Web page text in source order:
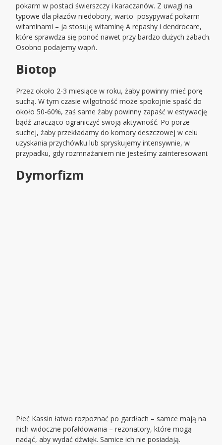
pokarm w postaci świerszczy i karaczanów. Z uwagi na
typowe dla płazów niedobory, warto posypywać pokarm
witaminami – ja stosuję witaminę A repashy i dendrocare,
które sprawdza się ponoć nawet przy bardzo dużych żabach.
Osobno podajemy wapń.
Biotop
Przez około 2-3 miesiące w roku, żaby powinny mieć porę
suchą. W tym czasie wilgotność może spokojnie spaść do
około 50-60%, zaś same żaby powinny zapaść w estywację
bądź znacząco ograniczyć swoją aktywność. Po porze
suchej, żaby przekładamy do komory deszczowej w celu
uzyskania przychówku lub spryskujemy intensywnie, w
przypadku, gdy rozmnażaniem nie jesteśmy zainteresowani.
Dymorfizm
Płeć Kassin łatwo rozpoznać po gardłach – samce mają na
nich widoczne pofałdowania – rezonatory, które mogą
nadąć, aby wydać dźwięk. Samice ich nie posiadają.